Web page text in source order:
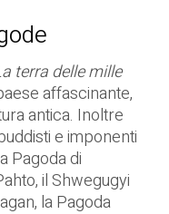
terra delle mille
affascinante,
antica. Inoltre
e imponenti
Pagoda di
il Shwegugyi
la Pagoda